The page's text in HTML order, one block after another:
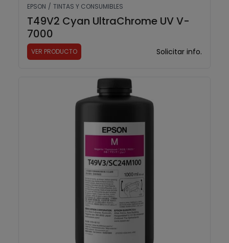
EPSON / TINTAS Y CONSUMIBLES
T49V2 Cyan UltraChrome UV V-
7000
VER PRODUCTO Solicitar info.
T49V3 Magenta UltraChrome UV V-7000